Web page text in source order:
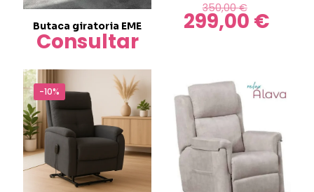
Butaca giratoria EME
Consultar
350,00€
precio
original
299,00 €El
-10%